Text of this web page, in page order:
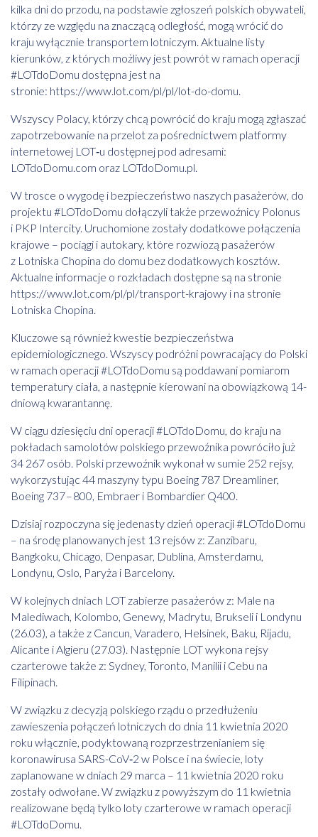
kilka dni do przodu, na podstawie zgłoszeń polskich obywateli,
którzy ze względu na znaczącą odległość, mogą wrócić do
kraju wyłącznie transportem lotniczym. Aktualne listy
kierunków, z których możliwy jest powrót w ramach operacji
#LOTdoDomu dostępna jest na
stronie: https://www.lot.com/pl/pl/lot-do-domu.
Wszyscy Polacy, którzy chcą powrócić do kraju mogą zgłaszać
zapotrzebowanie na przelot za pośrednictwem platformy
internetowej LOT‑u dostępnej pod adresami:
LOTdoDomu.com oraz LOTdoDomu.pl.
W trosce o wygodę i bezpieczeństwo naszych pasażerów, do
projektu #LOTdoDomu dołączyli także przewoźnicy Polonus
i PKP Intercity. Uruchomione zostały dodatkowe połączenia
krajowe – pociągi i autokary, które rozwiozą pasażerów
z Lotniska Chopina do domu bez dodatkowych kosztów.
Aktualne informacje o rozkładach dostępne są na stronie
https://www.lot.com/pl/pl/transport-krajowy i na stronie
Lotniska Chopina.
Kluczowe są również kwestie bezpieczeństwa
epidemiologicznego. Wszyscy podróżni powracający do Polski
w ramach operacji #LOTdoDomu są poddawani pomiarom
temperatury ciała, a następnie kierowani na obowiązkową 14-
dniową kwarantannę.
W ciągu dziesięciu dni operacji #LOTdoDomu, do kraju na
pokładach samolotów polskiego przewoźnika powróciło już
34 267 osób. Polski przewoźnik wykonał w sumie 252 rejsy,
wykorzystując 44 maszyny typu Boeing 787 Dreamliner,
Boeing 737 – 800, Embraer i Bombardier Q400.
Dzisiaj rozpoczyna się jedenasty dzień operacji #LOTdoDomu
– na środę planowanych jest 13 rejsów z: Zanzibaru,
Bangkoku, Chicago, Denpasar, Dublina, Amsterdamu,
Londynu, Oslo, Paryża i Barcelony.
W kolejnych dniach LOT zabierze pasażerów z: Male na
Malediwach, Kolombo, Genewy, Madrytu, Brukseli i Londynu
(26.03), a także z Cancun, Varadero, Helsinek, Baku, Rijadu,
Alicante i Algieru (27.03). Następnie LOT wykona rejsy
czarterowe także z: Sydney, Toronto, Manilii i Cebu na
Filipinach.
W związku z decyzją polskiego rządu o przedłużeniu
zawieszenia połączeń lotniczych do dnia 11 kwietnia 2020
roku włącznie, podyktowaną rozprzestrzenianiem się
koronawirusa SARS-CoV‑2 w Polsce i na świecie, loty
zaplanowane w dniach 29 marca – 11 kwietnia 2020 roku
zostały odwołane. W związku z powyższym do 11 kwietnia
realizowane będą tylko loty czarterowe w ramach operacji
#LOTdoDomu.